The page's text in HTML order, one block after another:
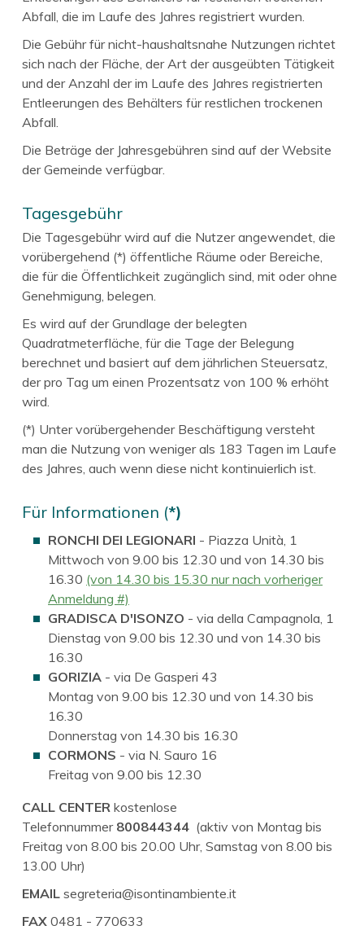
Abfall, die im Laufe des Jahres registriert wurden.
Die Gebühr für nicht-haushaltsnahe Nutzungen richtet
sich nach der Fläche, der Art der ausgeübten Tätigkeit
und der Anzahl der im Laufe des Jahres registrierten
Entleerungen des Behälters für restlichen trockenen
Abfall.
Die Beträge der Jahresgebühren sind auf der Website
der Gemeinde verfügbar.
Tagesgebühr
Die Tagesgebühr wird auf die Nutzer angewendet, die
vorübergehend (*) öffentliche Räume oder Bereiche,
die für die Öffentlichkeit zugänglich sind, mit oder ohne
Genehmigung, belegen.
Es wird auf der Grundlage der belegten
Quadratmeterfläche, für die Tage der Belegung
berechnet und basiert auf dem jährlichen Steuersatz,
der pro Tag um einen Prozentsatz von 100 % erhöht
wird.
(*) Unter vorübergehender Beschäftigung versteht
man die Nutzung von weniger als 183 Tagen im Laufe
des Jahres, auch wenn diese nicht kontinuierlich ist.
Für Informationen (*)
RONCHI DEI LEGIONARI - Piazza Unità, 1
Mittwoch von 9.00 bis 12.30 und von 14.30 bis
16.30 (von 14.30 bis 15.30 nur nach vorheriger
Anmeldung #)
GRADISCA D'ISONZO - via della Campagnola, 1
Dienstag von 9.00 bis 12.30 und von 14.30 bis
16.30
GORIZIA - via De Gasperi 43
Montag von 9.00 bis 12.30 und von 14.30 bis
16.30
Donnerstag von 14.30 bis 16.30
CORMONS - via N. Sauro 16
Freitag von 9.00 bis 12.30
CALL CENTER kostenlose
Telefonnummer800844344 (aktiv von Montag bis
Freitag von 8.00 bis 20.00 Uhr, Samstag von 8.00 bis
13.00 Uhr)
EMAIL segreteria@isontinambiente.it
FAX 0481 - 770633